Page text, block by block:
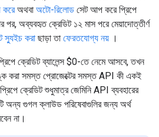
করেঅথবা অটো-রিলোড সেট আপ করে প্রিপে
পর, অব্যবহৃত ক্রেডিট ১২ মাস পরে মেয়াদোত্তীর্ণ
স্যুইচ করা ছাড়া তা ফেরতযোগ্য নয় ।
ক্রেডিট ব্যালেন্স $0-তে নেমে আসবে, তখন
করা সমস্ত প্রোজেক্টের সমস্ত API কী একই
ক্রেডিট শুধুমাত্র জেমিনি API ব্যবহারের
অন্য গুগল ক্লাউড পরিষেবাগুলির জন্য অর্থ
না।